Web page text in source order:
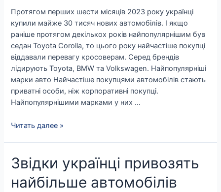
Протягом перших шести місяців 2023 року українці
купили майже 30 тисяч нових автомобілів. І якщо
раніше протягом декількох років найпопулярнішим був
седан Toyota Corolla, то цього року найчастіше покупці
віддавали перевагу кросоверам. Серед брендів
лідирують Toyota, BMW та Volkswagen. Найпопулярніші
марки авто Найчастіше покупцями автомобілів стають
приватні особи, ніж корпоративні покупці.
Найпопулярнішими марками у них …
в
Україні
Читать далее »
Звідки українці привозять
найбільше автомобілів
Звідки
українці
привозять